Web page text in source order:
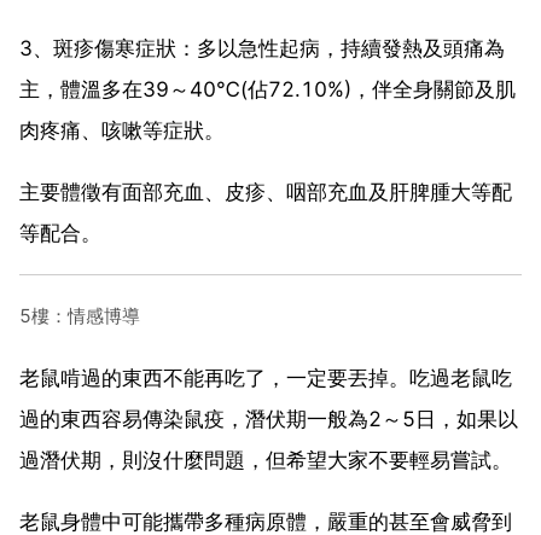
3、斑疹傷寒症狀：多以急性起病，持續發熱及頭痛為
主，體溫多在39～40℃(佔72.10%)，伴全身關節及肌
肉疼痛、咳嗽等症狀。
主要體徵有面部充血、皮疹、咽部充血及肝脾腫大等配
等配合。
5樓：情感博導
老鼠啃過的東西不能再吃了，一定要丟掉。吃過老鼠吃
過的東西容易傳染鼠疫，潛伏期一般為2～5日，如果以
過潛伏期，則沒什麼問題，但希望大家不要輕易嘗試。
老鼠身體中可能攜帶多種病原體，嚴重的甚至會威脅到